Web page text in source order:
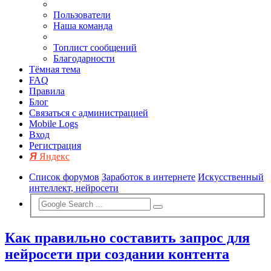
Пользователи
Наша команда
Топлист сообщений
Благодарности
Тёмная тема
FAQ
Правила
Блог
Связаться с администрацией
Mobile Logs
Вход
Регистрация
Яндекс
Список форумов Заработок в интернете Искусственный
интеллект, нейросети
Как правильно составить запрос для
нейросети при создании контента